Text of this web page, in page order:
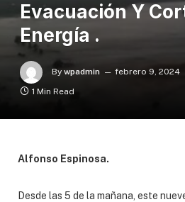
Evacuación Y
Energía .
By wpadmin febrero 9, 2024
1 Min Read
Alfonso Espinosa.
Desde las 5 de la mañana, este